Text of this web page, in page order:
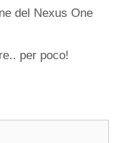
del Nexus One
per poco!